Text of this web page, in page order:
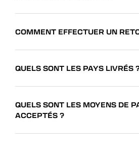
COMMENT EFFECTUER UN
QUELS SONT LES PAYS LIVRÉS
QUELS SONT LES MOYENS DE
ACCEPTÉS ?